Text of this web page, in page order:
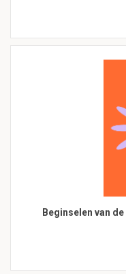
Beginselen van